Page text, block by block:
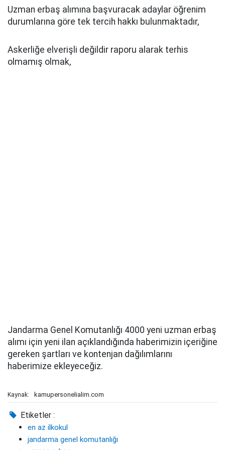
Uzman erbaş alımına başvuracak adaylar öğrenim
durumlarına göre tek tercih hakkı bulunmaktadır,
Askerliğe elverişli değildir raporu alarak terhis
olmamış olmak,
Jandarma Genel Komutanlığı 4000 yeni uzman erbaş
alımı için yeni ilan açıklandığında haberimizin içeriğine
gereken şartları ve kontenjan dağılımlarını
haberimize ekleyeceğiz.
Kaynak: kamupersonelialim.com
Etiketler :
en az ilkokul
jandarma genel komutanlığı